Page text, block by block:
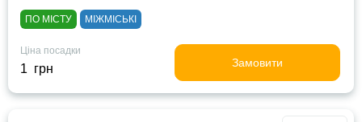
ПО МІСТУ МІЖМІСЬКІ
Ціна посадки
1 грн Замовити